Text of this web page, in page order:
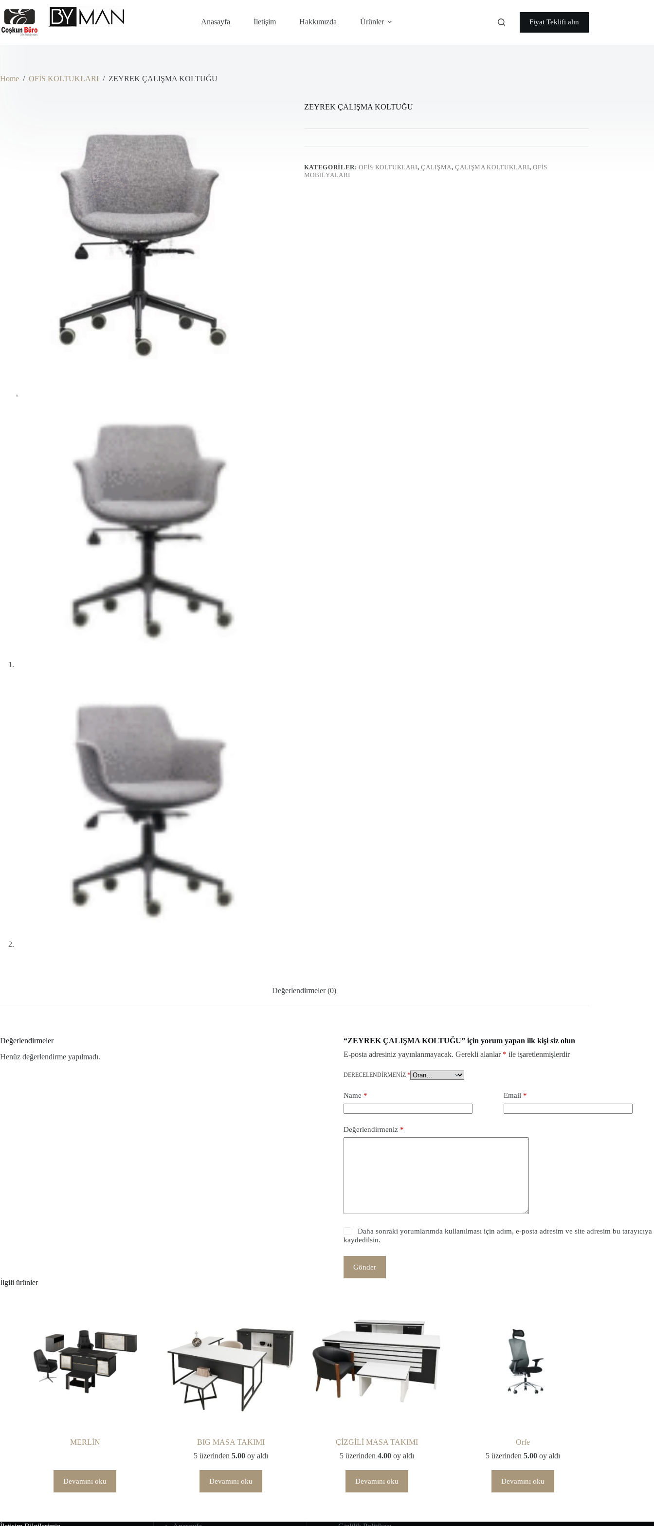
to
content
Anasayfa İletişim Hakkımızda Ürünler Fiyat Teklifi alın
Home / OFİS KOLTUKLARI / ZEYREK ÇALIŞMA KOLTUĞU
ZEYREK ÇALIŞMA KOLTUĞU
KATEGORILER:OFİS KOLTUKLARI,ÇALIŞMA,ÇALIŞMA KOLTUKLARI,OFIS
MOBILYALARI
Değerlendirmeler (0)
Değerlendirmeler
Henüz değerlendirme yapılmadı.
“ZEYREK ÇALIŞMA KOLTUĞU” için yorum yapan ilk kişi siz olun
E-posta adresiniz yayınlanmayacak. Gerekli alanlar * ile işaretlenmişlerdir
DERECELENDIRMENIZ *
Name * Email*
Değerlendirmeniz *
Daha sonraki yorumlarımda kullanılması için adım, e-posta adresim ve site adresim bu tarayıcıya
kaydedilsin.
Gönder
İlgili ürünler
MERLİN
Devamını oku
BIG MASA TAKIMI
5 üzerinden5.00 oy aldı
Devamını oku
ÇİZGİLİ MASA TAKIMI
5 üzerinden4.00 oy aldı
Devamını oku
Orfe
5 üzerinden5.00 oy aldı
Devamını oku